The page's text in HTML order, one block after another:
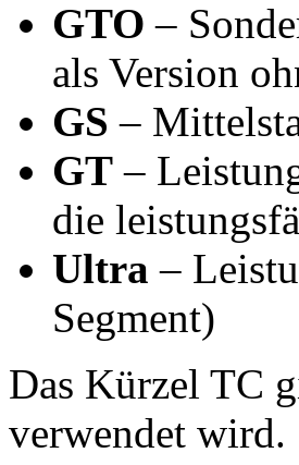
GTO –
als Version
GS –
GT –
die
Ultra –
Segment)
Das Kürzel TC
verwendet wird.